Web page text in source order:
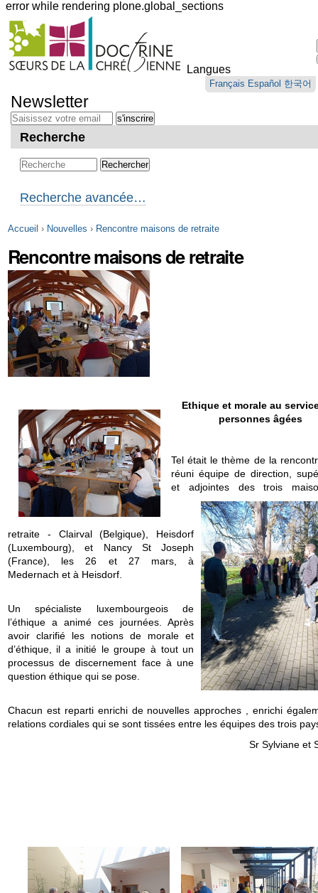
error while rendering plone.global_sections
Outils
personnels
Langues
Français Español 한국어
au
contenu.
Aller
navigation
Newsletter
Recherche
Recherche avancée…
Accueil › Nouvelles › Rencontre maisons de retraite
Rencontre maisons de retraite
Ethique et morale au
personnes âgées
Tel était le thème de la
réuni équipe de direction,
et adjointes des trois
retraite - Clairval (Belgique), Heisdorf
(Luxembourg), et Nancy St Joseph
(France), les 26 et 27 mars, à
Medernach et à Heisdorf.
Un spécialiste luxembourgeois de
l’éthique a animé ces journées. Après
avoir clarifié les notions de morale et
d’éthique, il a initié le groupe à tout un
processus de discernement face à une
question éthique qui se pose.
Chacun est reparti enrichi de nouvelles approches , enrichi
relations cordiales qui se sont tissées entre les équipes des trois
Sr Sylviane et